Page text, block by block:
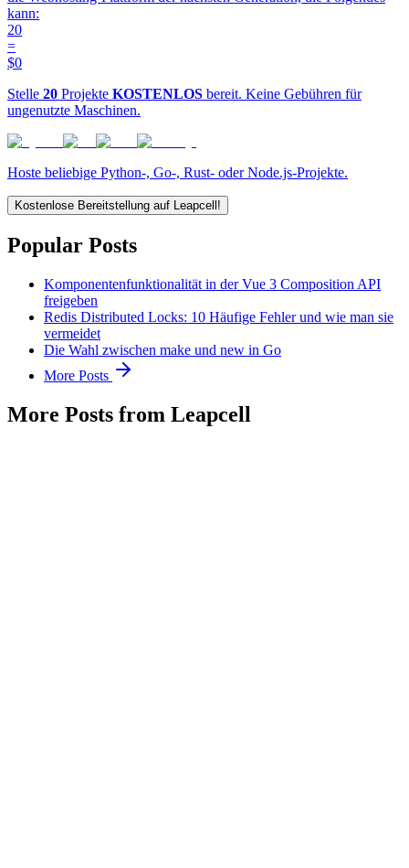
kann:
20
=
$0
Stelle 20 Projekte KOSTENLOS bereit. Keine Gebühren für
ungenutzte Maschinen.
Hoste beliebige Python-, Go-, Rust- oder Node.js-Projekte.
Kostenlose Bereitstellung auf Leapcell!
Popular Posts
Komponentenfunktionalität in der Vue 3 Composition API
freigeben
Redis Distributed Locks: 10 Häufige Fehler und wie man sie
vermeidet
Die Wahl zwischen make und new in Go
More Posts
More Posts from Leapcell